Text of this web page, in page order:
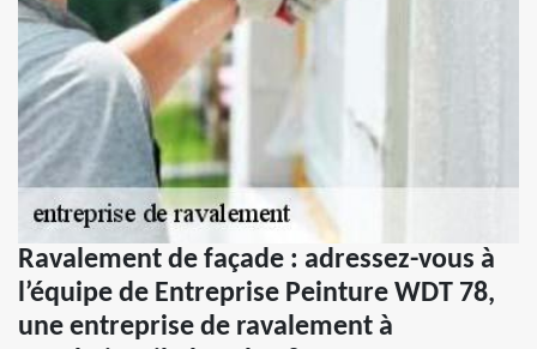
Ravalement de façade : adressez-vous à
l’équipe de Entreprise Peinture WDT 78,
une entreprise de ravalement à